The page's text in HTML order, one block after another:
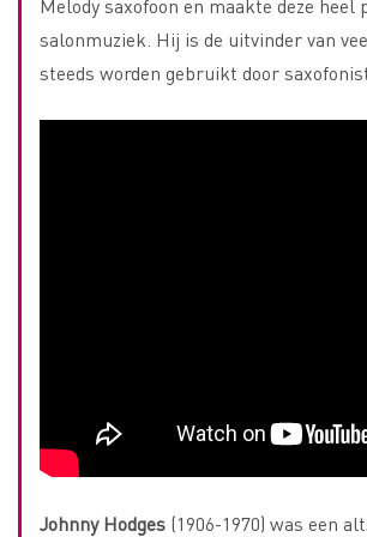
Melody saxofoon en maakte deze heel
salonmuziek. Hij is de uitvinder van
steeds worden gebruikt door
Johnny Hodges (1906-1970) was een